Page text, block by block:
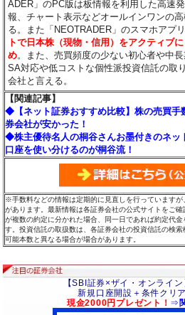
ADER」のPC版は板情報を利用した高速
報、チャート表示などオールインワンの
る。また「NEOTRADER」のスマホアプ
トで日本株（現物・信用）をアクティブ
め。また、売買頻度の少ない初心者や中
SA対応や低コストな個性派投資信託の取
会社と言える。
【関連記事】
◆【ネット証券おすすめ比較】株の売買手
券会社が安かった！
◆株主優待名人の桐谷さんお墨付きのネッ
口座を使い分けるのが桐谷流！
※手数料などの情報は定期的に見直しを行っています
があります。最新情報は各証券会社の公式サイトをご
が複数の約定に分かれた場合、同一日であれば約定代
す。投資信託の取扱数は、各証券会社の投資信託の検
可能本数と異なる場合が場合があります。
【SBI証券×ザイ・オンライ
新規口座開設＋条件クリ
現金2000円プレゼント！ ⇒